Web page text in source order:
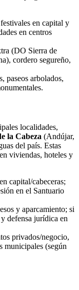
en capital y
en centros
(DO Sierra de
cordero segureño,
paseos arbolados,
localidades,
la Cabeza (Andújar,
del país. Estas
viviendas, hoteles y
capital/cabeceras;
en el Santuario
y aparcamiento; si
defensa jurídica en
privados/negocio,
municipales (según